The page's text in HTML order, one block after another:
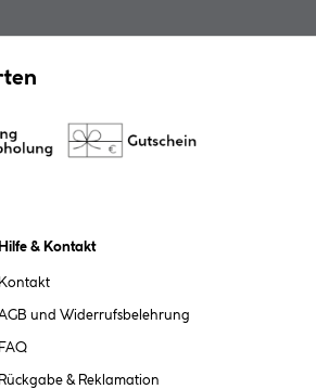
Hilfe & Kontakt
Kontakt
und Widerrufsbelehrung
FAQ
Rückgabe & Reklamation